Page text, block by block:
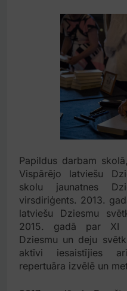
Papildus darbam
Vispārējo latviešu
skolu jaunatnes
virsdiriģents. 2013.
latviešu Dziesmu
2015. gadā par XI
Dziesmu un deju
aktīvi iesaistījies
repertuāra izvēlē un